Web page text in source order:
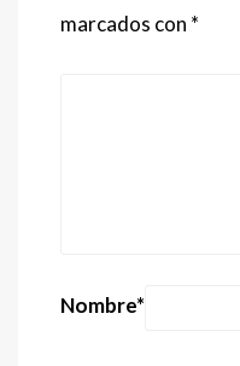
marcados con *
Nombre*